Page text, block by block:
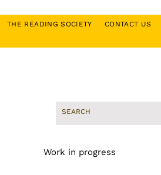
THE READING SOCIETY CONTACT US
Work in progress